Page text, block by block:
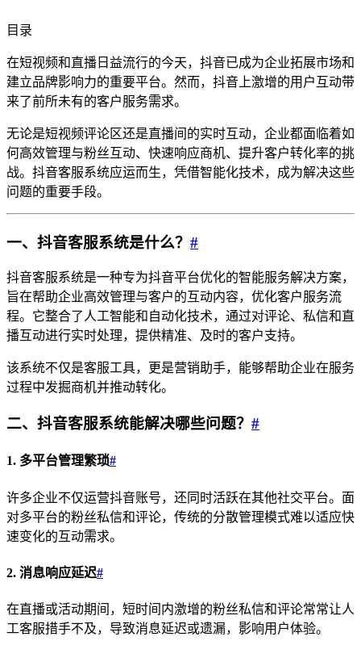
目录
在短视频和直播日益流行的今天，抖音已成为企业拓展市场和
建立品牌影响力的重要平台。然而，抖音上激增的用户互动带
来了前所未有的客户服务需求。
无论是短视频评论区还是直播间的实时互动，企业都面临着如
何高效管理与粉丝互动、快速响应商机、提升客户转化率的挑
战。抖音客服系统应运而生，凭借智能化技术，成为解决这些
问题的重要手段。
一、抖音客服系统是什么？ #
抖音客服系统是一种专为抖音平台优化的智能服务解决方案，
旨在帮助企业高效管理与客户的互动内容，优化客户服务流
程。它整合了人工智能和自动化技术，通过对评论、私信和直
播互动进行实时处理，提供精准、及时的客户支持。
该系统不仅是客服工具，更是营销助手，能够帮助企业在服务
过程中发掘商机并推动转化。
二、抖音客服系统能解决哪些问题？ #
1. 多平台管理繁琐#
许多企业不仅运营抖音账号，还同时活跃在其他社交平台。面
对多平台的粉丝私信和评论，传统的分散管理模式难以适应快
速变化的互动需求。
2. 消息响应延迟#
在直播或活动期间，短时间内激增的粉丝私信和评论常常让人
工客服措手不及，导致消息延迟或遗漏，影响用户体验。